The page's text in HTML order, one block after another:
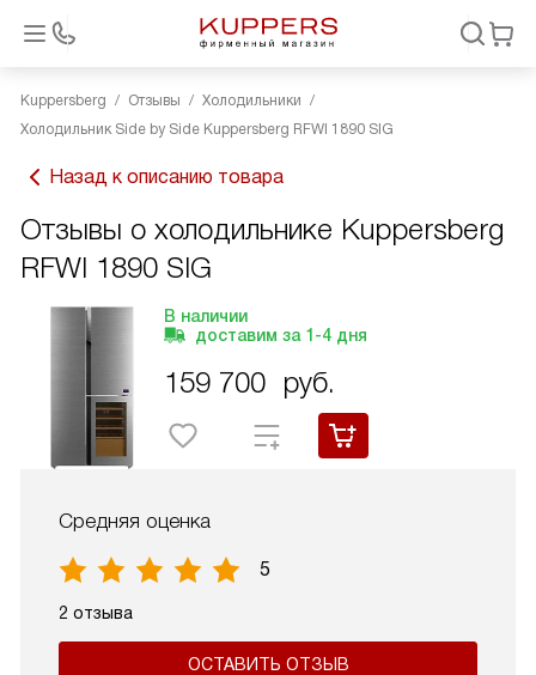
Kuppersberg Отзывы
Холодильники
Холодильник Side by Side Kuppersberg RFWI 1890 SIG
Назад к описанию товара
Отзывы о холодильнике Kuppersberg
RFWI 1890 SIG
В наличии
доставим за 1-4 дня
159 700 руб.
Средняя оценка
5
2 отзыва
ОСТАВИТЬ ОТЗЫВ